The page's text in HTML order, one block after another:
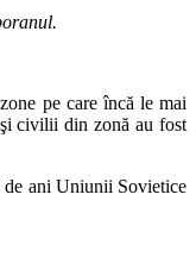
pe care încă le mai
civilii din zonă au fost
de ani Uniunii Sovietice